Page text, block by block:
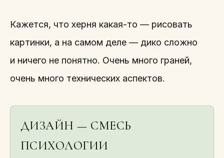
Кажется, что херня какая-то — рисовать
картинки, а на самом деле — дико сложно
и ничего не понятно. Очень много граней,
очень много технических аспектов.
ДИЗАЙН — СМЕСЬ
ПСИХОЛОГИИ